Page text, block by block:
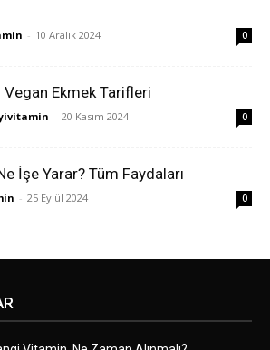
- 10 Aralık 2024 0
Ekmek Tarifleri
- 20 Kasım 2024 0
İşe Yarar? Tüm Faydaları
- 25 Eylül 2024 0